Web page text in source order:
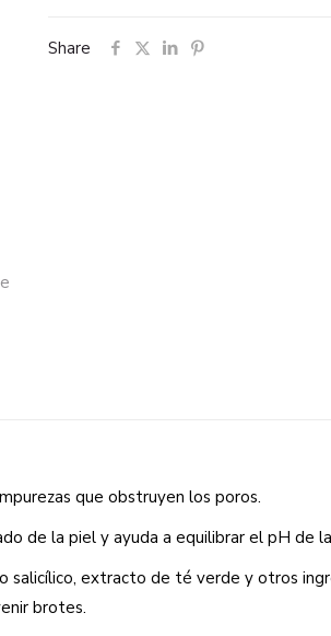
Share
que obstruyen los poros.
de la piel y ayuda a equilibrar el pH de
salicílico, extracto de té verde y otros
brotes.